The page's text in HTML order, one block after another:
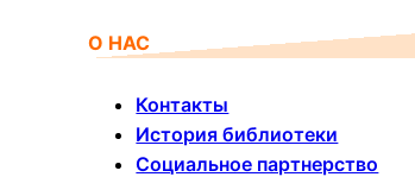
О НАС
Контакты
История библиотеки
Социальное партнерство